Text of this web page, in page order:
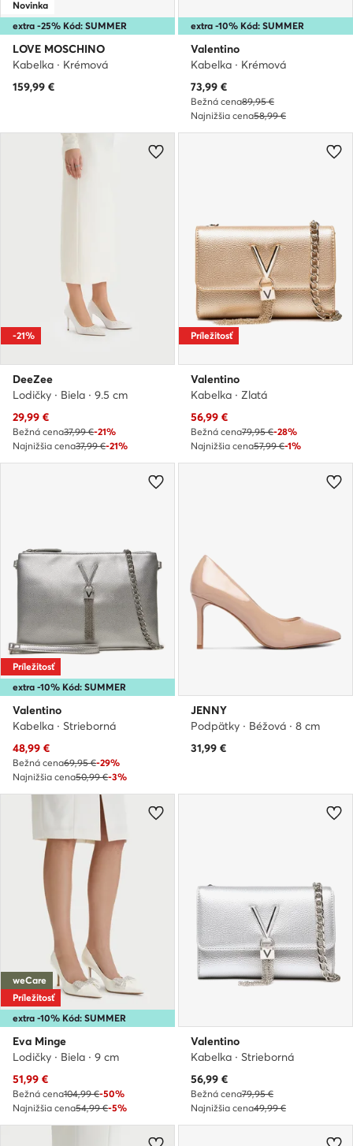
extra -25% Kód: SUMMER
Novinka
LOVE MOSCHINO
Kabelka · Krémová
159,99 €
extra -10% Kód: SUMMER
Valentino
Kabelka · Krémová
Aktuálna cena
73,99 €
Bežná cena89,95 €
Najnižšia cena58,99 €
-21%
DeeZee
Lodičky · Biela · 9.5 cm
Aktuálna cena
29,99 €
Bežná cena37,99 €-21%
Najnižšia cena37,99 €-21%
Príležitosť
Valentino
Kabelka · Zlatá
Aktuálna cena
56,99 €
Bežná cena79,95 €-28%
Najnižšia cena57,99 €-1%
extra -10% Kód: SUMMER
Príležitosť
Valentino
Kabelka · Strieborná
Aktuálna cena
48,99 €
Bežná cena69,95 €-29%
Najnižšia cena50,99 €-3%
JENNY
Podpätky · Béžová · 8 cm
31,99 €
extra -10% Kód: SUMMER
weCare
Príležitosť
Eva Minge
Lodičky · Biela · 9 cm
Aktuálna cena
51,99 €
Bežná cena104,99 €-50%
Najnižšia cena54,99 €-5%
Valentino
Kabelka · Strieborná
Aktuálna cena
56,99 €
Bežná cena79,95 €
Najnižšia cena49,99 €